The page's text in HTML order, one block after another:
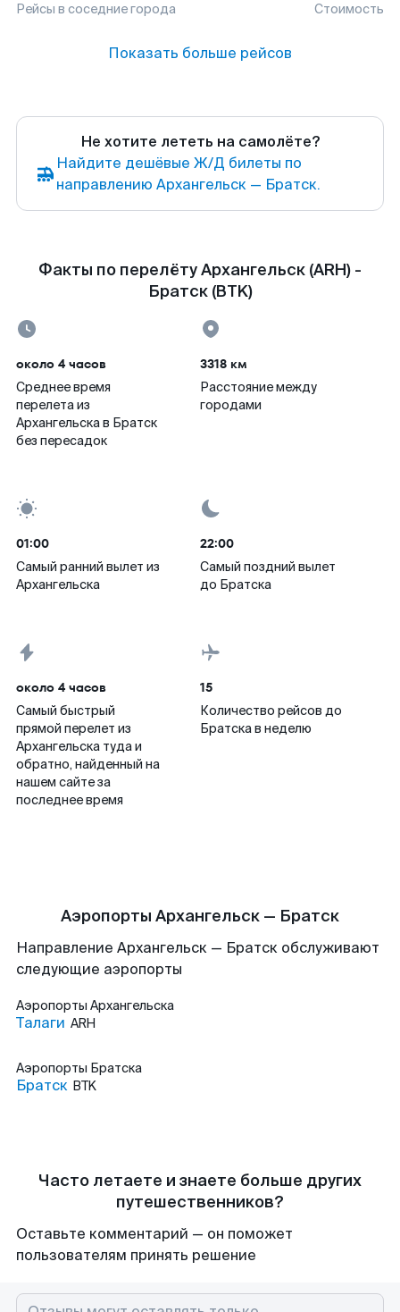
Рейсы в соседние города Стоимость
Показать больше рейсов
Не хотите лететь на самолёте?
Найдите дешёвые Ж/Д билеты по
направлению Архангельск — Братск.
Факты по перелёту Архангельск (ARH) -
Братск (BTK)
около 4 часов
Среднее время
перелета из
Архангельска в Братск
без пересадок
3318 км
Расстояние между
городами
01:00
Самый ранний вылет из
Архангельска
22:00
Самый поздний вылет
до Братска
около 4 часов
Самый быстрый
прямой перелет из
Архангельска туда и
обратно, найденный на
нашем сайте за
последнее время
15
Количество рейсов до
Братска в неделю
Аэропорты Архангельск — Братск
Направление Архангельск — Братск обслуживают
следующие аэропорты
Аэропорты Архангельска
Талаги ARH
Аэропорты Братска
Братск BTK
Часто летаете и знаете больше других
путешественников?
Оставьте комментарий — он поможет
пользователям принять решение